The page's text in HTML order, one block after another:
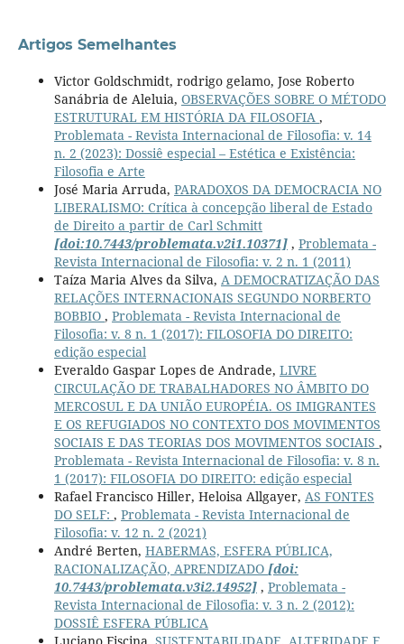
Artigos Semelhantes
Victor Goldschmidt, rodrigo gelamo, Jose Roberto
Sanábria de Aleluia, OBSERVAÇÕES SOBRE O MÉTODO
ESTRUTURAL EM HISTÓRIA DA FILOSOFIA ,
Problemata - Revista Internacional de Filosofia: v. 14
n. 2 (2023): Dossiê especial – Estética e Existência:
Filosofia e Arte
José Maria Arruda, PARADOXOS DA DEMOCRACIA NO
LIBERALISMO: Crítica à concepção liberal de Estado
de Direito a partir de Carl Schmitt
[doi:10.7443/problemata.v2i1.10371], Problemata -
Revista Internacional de Filosofia: v. 2 n. 1 (2011)
Taíza Maria Alves da Silva, A DEMOCRATIZAÇÃO DAS
RELAÇÕES INTERNACIONAIS SEGUNDO NORBERTO
BOBBIO , Problemata - Revista Internacional de
Filosofia: v. 8 n. 1 (2017): FILOSOFIA DO DIREITO:
edição especial
Everaldo Gaspar Lopes de Andrade, LIVRE
CIRCULAÇÃO DE TRABALHADORES NO ÂMBITO DO
MERCOSUL E DA UNIÃO EUROPÉIA. OS IMIGRANTES
E OS REFUGIADOS NO CONTEXTO DOS MOVIMENTOS
SOCIAIS E DAS TEORIAS DOS MOVIMENTOS SOCIAIS ,
Problemata - Revista Internacional de Filosofia: v. 8 n.
1 (2017): FILOSOFIA DO DIREITO: edição especial
Rafael Francisco Hiller, Heloisa Allgayer, AS FONTES
DO SELF: , Problemata - Revista Internacional de
Filosofia: v. 12 n. 2 (2021)
André Berten, HABERMAS, ESFERA PÚBLICA,
RACIONALIZAÇÃO, APRENDIZADO [doi:
10.7443/problemata.v3i2.14952], Problemata -
Revista Internacional de Filosofia: v. 3 n. 2 (2012):
DOSSIÊ ESFERA PÚBLICA
Luciano Fiscina, SUSTENTABILIDADE, ALTERIDADE E